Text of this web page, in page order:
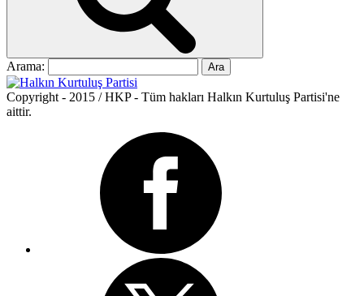
Arama:
Copyright - 2015 / HKP - Tüm hakları Halkın Kurtuluş Partisi'ne
aittir.